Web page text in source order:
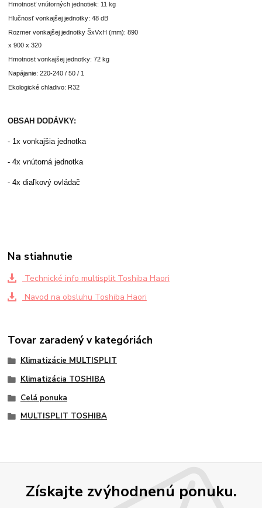
Hmotnosť vnútorných jednotiek: 11 kg
Hlučnosť vonkajšej jednotky: 48 dB
Rozmer vonkajšej jednotky ŠxVxH (mm): 890
x 900 x 320
Hmotnost vonkajšej jednotky: 72 kg
Napájanie: 220-240 / 50 / 1
Ekologické chladivo: R32
OBSAH DODÁVKY:
- 1x vonkajšia jednotka
- 4x vnútorná jednotka
- 4x diaľkový ovládač
Na stiahnutie
Technické info multisplit Toshiba Haori
Navod na obsluhu Toshiba Haori
Tovar zaradený v kategóriách
Klimatizácie MULTISPLIT
Klimatizácia TOSHIBA
Celá ponuka
MULTISPLIT TOSHIBA
Získajte zvýhodnenú ponuku.